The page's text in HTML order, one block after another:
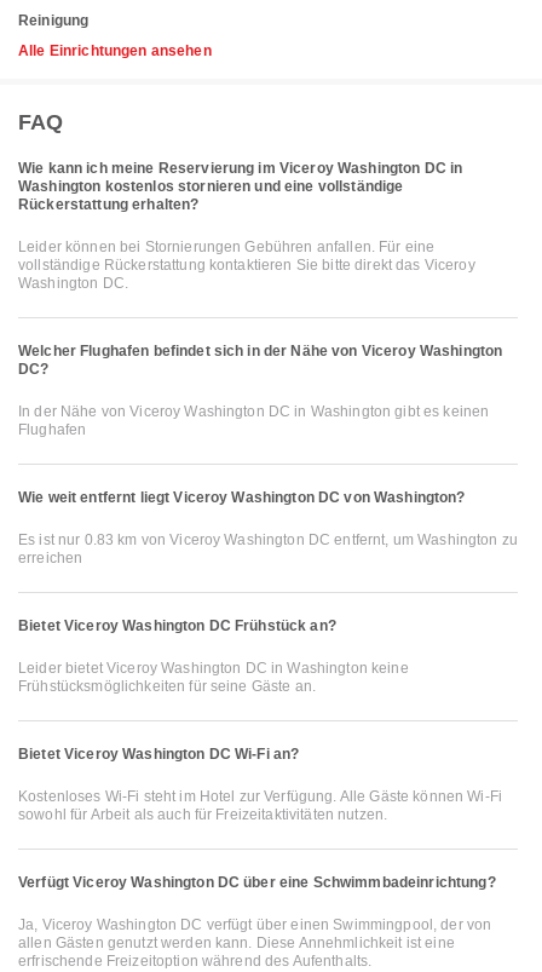
Reinigung
Alle Einrichtungen ansehen
FAQ
Wie kann ich meine Reservierung im Viceroy Washington DC in
Washington kostenlos stornieren und eine vollständige
Rückerstattung erhalten?
Leider können bei Stornierungen Gebühren anfallen. Für eine
vollständige Rückerstattung kontaktieren Sie bitte direkt das Viceroy
Washington DC.
Welcher Flughafen befindet sich in der Nähe von Viceroy Washington
DC?
In der Nähe von Viceroy Washington DC in Washington gibt es keinen
Flughafen
Wie weit entfernt liegt Viceroy Washington DC von Washington?
Es ist nur 0.83 km von Viceroy Washington DC entfernt, um Washington zu
erreichen
Bietet Viceroy Washington DC Frühstück an?
Leider bietet Viceroy Washington DC in Washington keine
Frühstücksmöglichkeiten für seine Gäste an.
Bietet Viceroy Washington DC Wi-Fi an?
Kostenloses Wi-Fi steht im Hotel zur Verfügung. Alle Gäste können Wi-Fi
sowohl für Arbeit als auch für Freizeitaktivitäten nutzen.
Verfügt Viceroy Washington DC über eine Schwimmbadeinrichtung?
Ja, Viceroy Washington DC verfügt über einen Swimmingpool, der von
allen Gästen genutzt werden kann. Diese Annehmlichkeit ist eine
erfrischende Freizeitoption während des Aufenthalts.